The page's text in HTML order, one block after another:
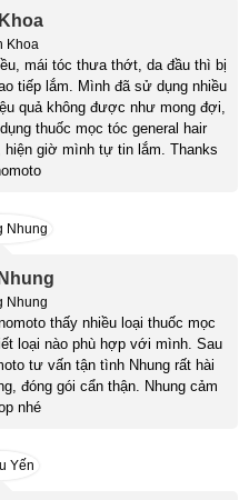
mái tóc thưa thớt, da đầu thì bị
tiếp lắm. Mình đã sử dụng nhiều
quả không được như mong đợi,
thuốc mọc tóc general hair
hiện giờ mình tự tin lắm. Thanks
thấy nhiều loại thuốc mọc
loại nào phù hợp với mình. Sau
tư vấn tận tình Nhung rất hài
đóng gói cẩn thận. Nhung cảm
nhé